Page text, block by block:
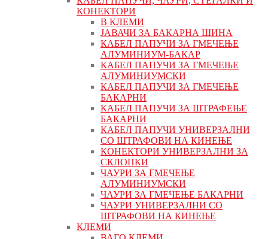
КОНЕКТОРИ
В КЛЕМИ
ЈАВАЧИ ЗА БАКАРНА ШИНА
КАБЕЛ ПАПУЧИ ЗА ГМЕЧЕЊЕ
АЛУМИНИУМ-БАКАР
КАБЕЛ ПАПУЧИ ЗА ГМЕЧЕЊЕ
АЛУМИНИУМСКИ
КАБЕЛ ПАПУЧИ ЗА ГМЕЧЕЊЕ
БАКАРНИ
КАБЕЛ ПАПУЧИ ЗА ШТРАФЕЊЕ
БАКАРНИ
КАБЕЛ ПАПУЧИ УНИВЕРЗАЛНИ
СО ШТРАФОВИ НА КИНЕЊЕ
КОНЕКТОРИ УНИВЕРЗАЛНИ ЗА
СКЛОПКИ
ЧАУРИ ЗА ГМЕЧЕЊЕ
АЛУМИНИУМСКИ
ЧАУРИ ЗА ГМЕЧЕЊЕ БАКАРНИ
ЧАУРИ УНИВЕРЗАЛНИ СО
ШТРАФОВИ НА КИНЕЊЕ
КЛЕМИ